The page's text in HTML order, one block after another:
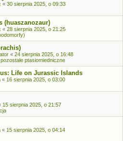
« 30 sierpnia 2025, o 09:33
(huaszanozaur)
« 28 sierpnia 2025, o 21:25
« 24 sierpnia 2025, o 16:48
ptasiomiedniczne
Life on Jurassic Islands
« 16 sierpnia 2025, o 03:00
15 sierpnia 2025, o 21:57
« 15 sierpnia 2025, o 04:14